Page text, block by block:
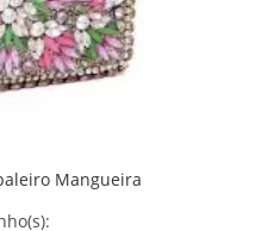
Mangueira